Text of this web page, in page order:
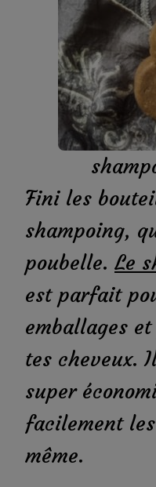
Fini les
shampoing,
poubelle. Le
est parfait
emballages
tes cheveux.
super
facilement
même.